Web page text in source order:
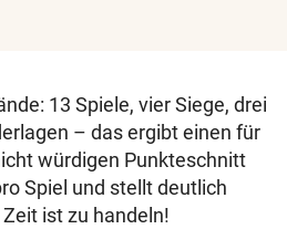
13 Spiele, vier Siege, drei
– das ergibt einen für
würdigen Punkteschnitt
Spiel und stellt deutlich
ist zu handeln!